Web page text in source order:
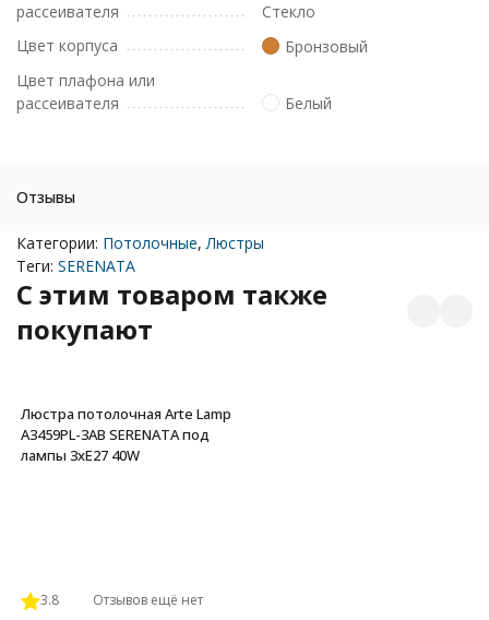
рассеивателя
Стекло
Цвет корпуса
Бронзовый
Цвет плафона или
рассеивателя
Белый
Отзывы
Категории: Потолочные, Люстры
Теги: SERENATA
C этим товаром также
покупают
Люстра потолочная Arte Lamp
A3459PL-3AB SERENATA под
лампы 3xE27 40W
3.8 Отзывов ещё нет